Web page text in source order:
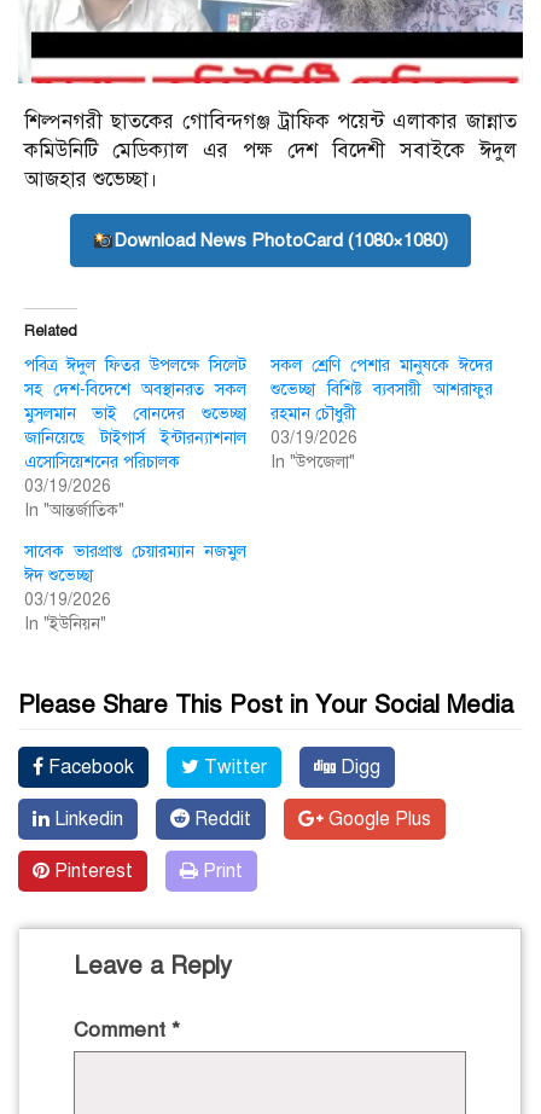
শিল্পনগরী ছাত‌কের গো‌বিন্দগঞ্জ ট্রা‌ফিক প‌য়েন্ট এলাকার জান্নাত
ক‌মিউনি‌টি মে‌ডিক‌্যাল এর পক্ষ দেশ বি‌দেশী সবাইকে ঈদুল
আজহার শুভেচ্ছা।
Download News PhotoCard (1080×1080)
Related
পবিত্র ঈদুল ফিতর উপলক্ষে সিলেট
সহ দেশ-বিদেশে অবস্থানরত সকল
মুসলমান ভাই বোনদের শুভেচ্ছা
জানিয়েছে টাইগার্স ইন্টারন্যাশনাল
এসোসিয়েশনের পরিচালক
03/19/2026
In "আন্তর্জাতিক"
সকল শ্রেণি পেশার মানুষকে ঈদের
শুভেচ্ছা বিশিষ্ট ব্যবসায়ী আশরাফুর
রহমান চৌধুরী
03/19/2026
In "উপজেলা"
সাবেক ভারপ্রাপ্ত চেয়ারম্যান নজমুল
ঈদ শুভেচ্ছা
03/19/2026
In "ইউনিয়ন"
Please Share This Post in Your Social Media
Facebook Twitter Digg
Linkedin Reddit Google Plus
Pinterest Print
Leave a Reply
Comment *